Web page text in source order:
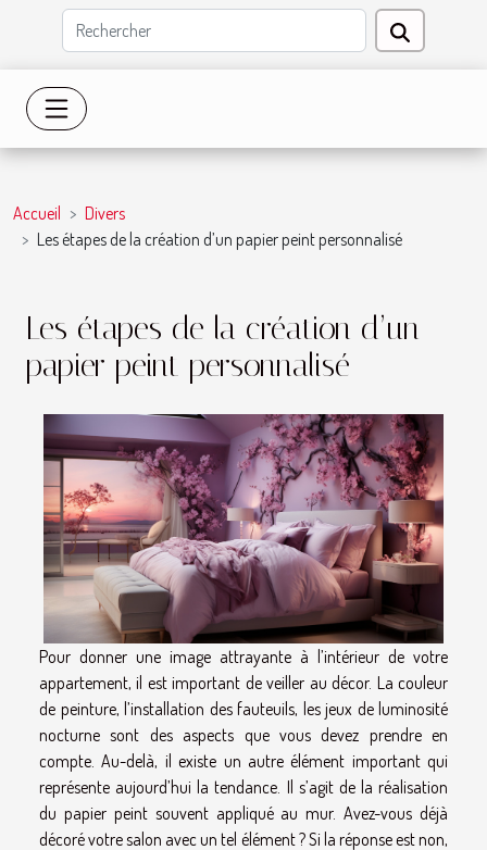
Accueil
Divers
Les étapes de la création d’un papier peint personnalisé
Les étapes de la création d’un
papier peint personnalisé
Pour donner une image attrayante à l’intérieur de votre
appartement, il est important de veiller au décor. La couleur
de peinture, l’installation des fauteuils, les jeux de luminosité
nocturne sont des aspects que vous devez prendre en
compte. Au-delà, il existe un autre élément important qui
représente aujourd’hui la tendance. Il s’agit de la réalisation
du papier peint souvent appliqué au mur. Avez-vous déjà
décoré votre salon avec un tel élément ? Si la réponse est non,